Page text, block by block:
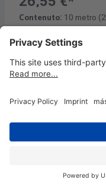
Contenuto: 10 metro